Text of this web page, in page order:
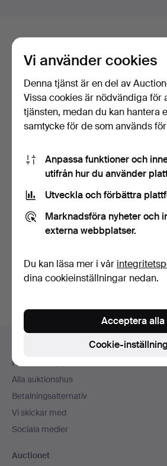
Här är föremål från vårt
matchar din sökning
Visa alla föremål
BESTICK . 131 delar,
"Olga", nysilver, Hal…
528 USD
BESTICK.
201 USD
Sidfotsnavigation
Kontakta support
Alla auktionshus
Betalningsalternativ
Vi skickar med
Sociala medier
Auctionet
Vi använder cookies
Denna tjänst är en del av
Vissa cookies är nödvändiga för
tjänsten, medan du kan hantera
samtycke för de som används
Anpassa funktioner och
utifrån hur du använder
Utveckla och förbättra
Marknadsföra nyheter och
externa webbplatser.
Du kan läsa mer i vår
dina cookieinställningar nedan.
Cookie-
Acceptera alla